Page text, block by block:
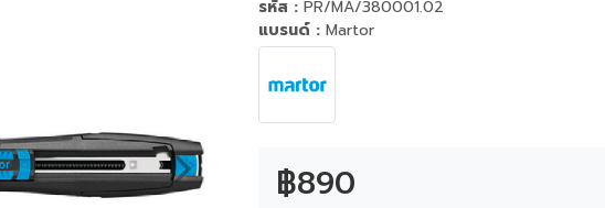
รหัส : PR/MA/380001.02
แบรนด์ : Martor
฿890